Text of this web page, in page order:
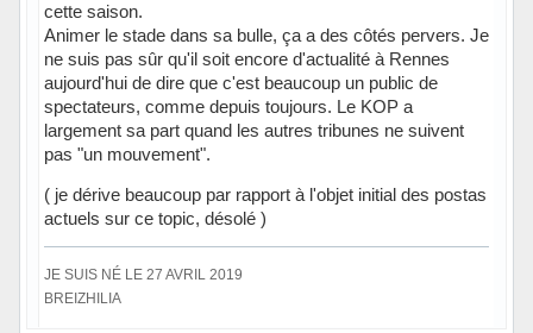
cette saison.
Animer le stade dans sa bulle, ça a des côtés pervers. Je
ne suis pas sûr qu'il soit encore d'actualité à Rennes
aujourd'hui de dire que c'est beaucoup un public de
spectateurs, comme depuis toujours. Le KOP a
largement sa part quand les autres tribunes ne suivent
pas "un mouvement".
( je dérive beaucoup par rapport à l'objet initial des postas
actuels sur ce topic, désolé )
JE SUIS NÉ LE 27 AVRIL 2019
BREIZHILIA